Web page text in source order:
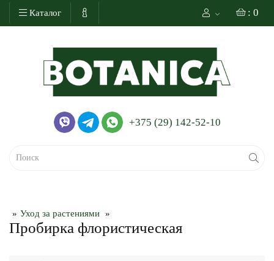
: 0
Каталог
+375 (29) 142-52-10
Уход за растениями
Пробирка флористическая